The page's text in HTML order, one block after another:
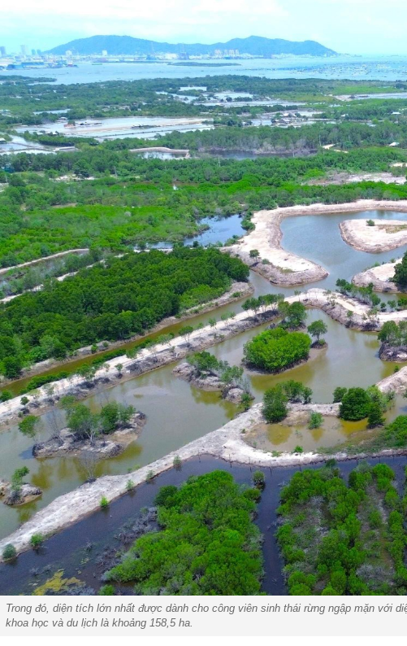
Trong đó, diện tích lớn nhất được dành cho công viên sinh thái rừng ngập mặn với
khoa học và du lịch là khoảng 158,5 ha.